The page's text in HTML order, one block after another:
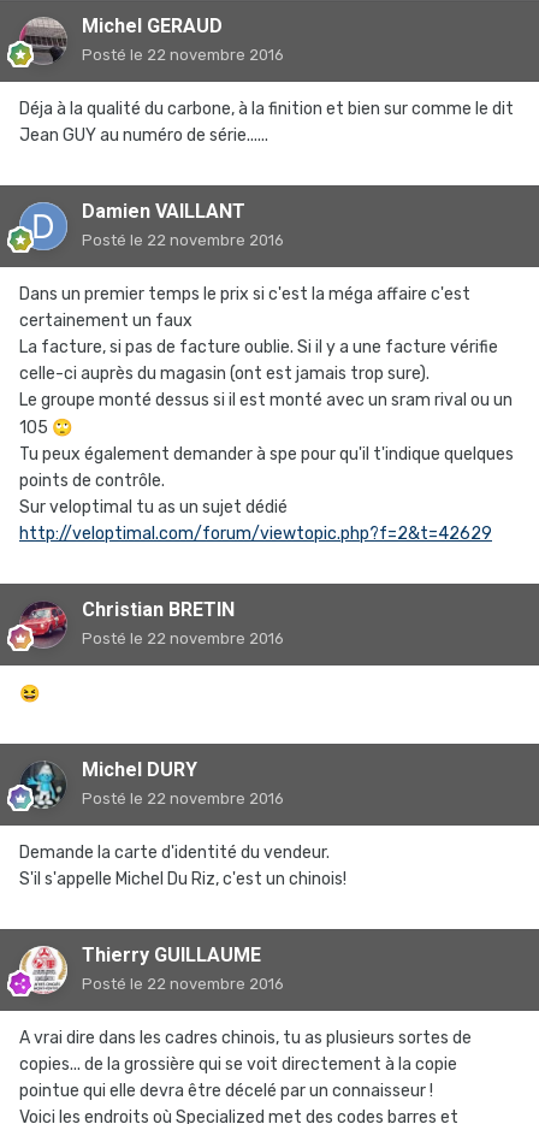
Michel GERAUD
Posté le 22 novembre 2016
Déja à la qualité du carbone, à la finition et bien sur comme le dit
Jean GUY au numéro de série......
Damien VAILLANT
Posté le 22 novembre 2016
Dans un premier temps le prix si c'est la méga affaire c'est
certainement un faux
La facture, si pas de facture oublie. Si il y a une facture vérifie
celle-ci auprès du magasin (ont est jamais trop sure).
Le groupe monté dessus si il est monté avec un sram rival ou un
105 🙄
Tu peux également demander à spe pour qu'il t'indique quelques
points de contrôle.
Sur veloptimal tu as un sujet dédié
http://veloptimal.com/forum/viewtopic.php?f=2&t=42629
Christian BRETIN
Posté le 22 novembre 2016
😆
Michel DURY
Posté le 22 novembre 2016
Demande la carte d'identité du vendeur.
S'il s'appelle Michel Du Riz, c'est un chinois!
Thierry GUILLAUME
Posté le 22 novembre 2016
A vrai dire dans les cadres chinois, tu as plusieurs sortes de
copies... de la grossière qui se voit directement à la copie
pointue qui elle devra être décelé par un connaisseur !
Voici les endroits où Specialized met des codes barres et